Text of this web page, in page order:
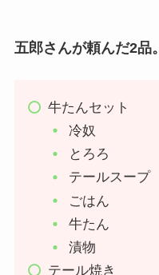
五郎さんが頼んだ2品。
牛たんセット
冷奴
とろろ
テールスープ
ごはん
牛たん
漬物
テール焼き